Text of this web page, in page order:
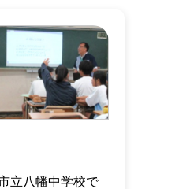
立八幡中学校で